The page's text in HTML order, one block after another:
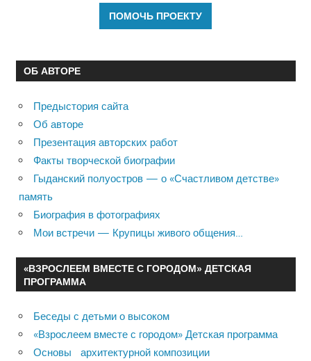
ОБ АВТОРЕ
Предыстория сайта
Об авторе
Презентация авторских работ
Факты творческой биографии
Гыданский полуостров — о «Счастливом детстве»
память
Биография в фотографиях
Мои встречи — Крупицы живого общения…
«ВЗРОСЛЕЕМ ВМЕСТЕ С ГОРОДОМ» ДЕТСКАЯ
ПРОГРАММА
Беседы с детьми о высоком
«Взрослеем вместе с городом» Детская программа
Основы архитектурной композиции